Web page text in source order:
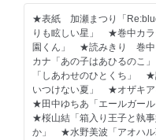
★表紙 加瀬まつり「
りも眩しい星」 ★巻中カ
園くん」 ★読みきり 巻中
カナ「あの子はあひるの
「しあわせのひとくち」
いつけない夏」 ★オザキア
★田中ゆちあ「エールガー
★桜山結「箱入り王子と執
か」 ★水野美波「アオハ